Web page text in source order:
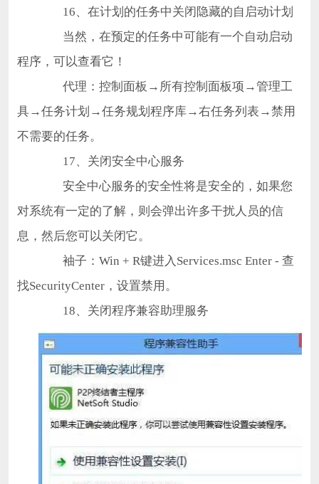
16、在计划的任务中关闭隐藏的自启动计划
当然，在预定的任务中可能有一个自动启动
程序，可以查看它！
代理：控制面板→所有控制面板项→管理工
具→任务计划→任务规划程序库→右任务列表→禁用
不需要的任务。
17、关闭安全中心服务
安全中心服务的安全性将是安全的，如果您
对系统有一定的了解，则会弹出许多干扰人员的信
息，然后您可以关闭它。
袖子：Win + R键进入Services.msc Enter - 查
找SecurityCenter，设置禁用。
18、关闭程序兼容助理服务